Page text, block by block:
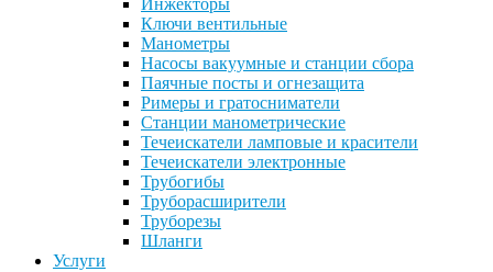
Инжекторы
Ключи вентильные
Манометры
Насосы вакуумные и станции сбора
Паячные посты и огнезащита
Римеры и гратосниматели
Станции манометрические
Течеискатели ламповые и красители
Течеискатели электронные
Трубогибы
Труборасширители
Труборезы
Шланги
Услуги